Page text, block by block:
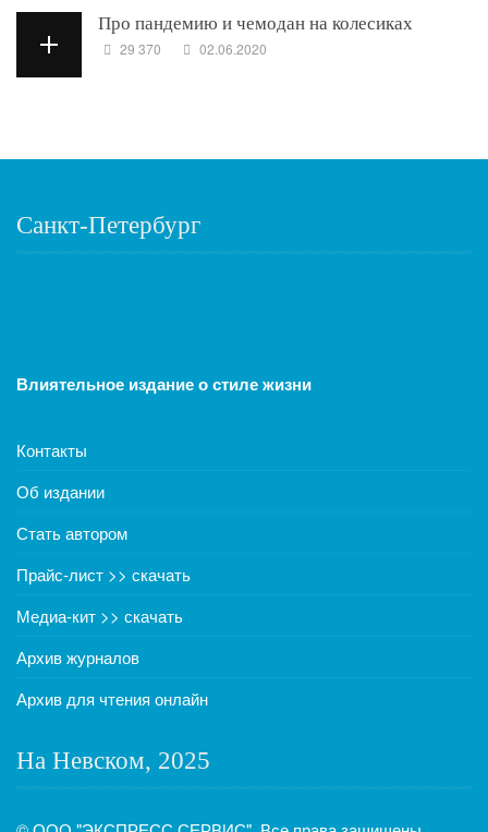
Про пандемию и чемодан на колесиках
29 370 02.06.2020
Санкт-Петербург
Влиятельное издание о стиле жизни
Контакты
Об издании
Стать автором
Прайс-лист >> скачать
Медиа-кит >> скачать
Архив журналов
Архив для чтения онлайн
На Невском, 2025